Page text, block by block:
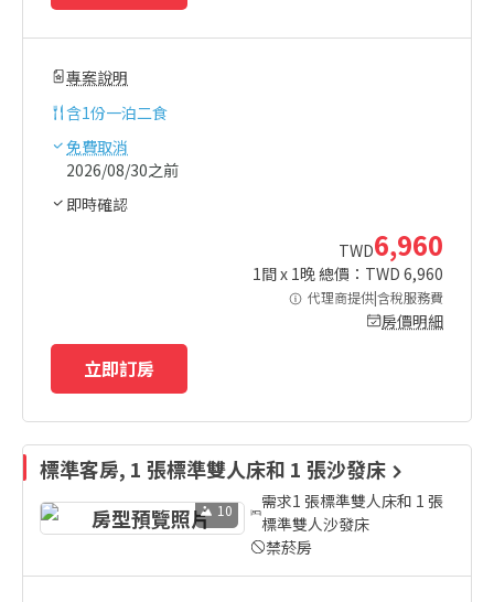
專案說明
含1份一泊二食
免費取消
2026/08/30之前
即時確認
TWD6,960
1間 x 1晚 總價：TWD 6,960
代理商提供|含稅服務費
房價明細
立即訂房
標準客房, 1 張標準雙人床和 1 張沙發床
10
需求1 張標準雙人床和 1 張
標準雙人沙發床
禁菸房